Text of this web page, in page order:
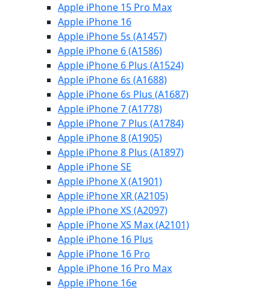
Apple iPhone 15 Pro Max
Apple iPhone 16
Apple iPhone 5s (A1457)
Apple iPhone 6 (A1586)
Apple iPhone 6 Plus (A1524)
Apple iPhone 6s (A1688)
Apple iPhone 6s Plus (A1687)
Apple iPhone 7 (A1778)
Apple iPhone 7 Plus (A1784)
Apple iPhone 8 (A1905)
Apple iPhone 8 Plus (A1897)
Apple iPhone SE
Apple iPhone X (A1901)
Apple iPhone XR (A2105)
Apple iPhone XS (A2097)
Apple iPhone XS Max (A2101)
Apple iPhone 16 Plus
Apple iPhone 16 Pro
Apple iPhone 16 Pro Max
Apple iPhone 16e